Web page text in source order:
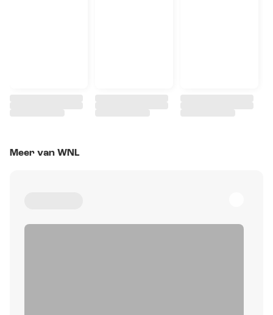
Meer van WNL